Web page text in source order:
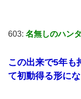
603: 名無しのハン
この出来で5年も
て初動得る形に